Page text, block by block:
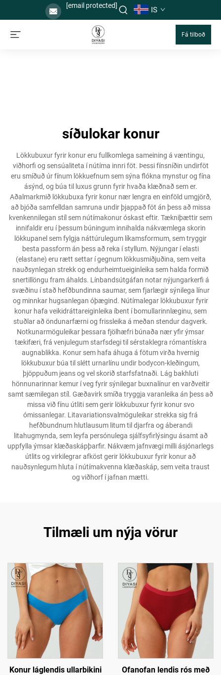
[email protected] IS
Fá tilboð
síðulokar konur
Lökkubuxur fyrir konur eru fullkomlega sameining á væntingu,
viðhorfi og sensúaliteta í nútíma innri föt. Þessi fínsníðin undirföt
eru smíðuð úr fínum lökkuefnum sem sýna flókna mynstur og fína
ásýnd, og búa til luxus grunn fyrir hvaða klæðnað sem er.
Aðalmarkmið lökkubuxa fyrir konur nær lengra en einföld umgjörð,
að bjóða samfelldan samruna undir þjappað föt án þess að missa
kvenkennilegan stíl sem nútímakonur óskast eftir. Tækniþættir sem
innifaldir eru í þessum búningum innihalda nákvæmlega skorin
lökkupanel sem fylgja náttúrulegum líkamsformum, sem tryggir
besta passform án þess að reka í styllum. Nýjungar í elasti
(elastane) eru rætt settar í gegnum lökkusmiðjuðina, sem veita
nauðsynlegan strekk og endurheimtueiginleika sem halda formið
snertillöngu fram áhalds. Línbandsútgáfan notar nýjungarkerfi á
svæðinu í stað hefðbundinna saumar, sem fjarlægir sýnilega línur
og minnkar hugsanlegan óþægind. Nútímalegar lökkubuxur fyrir
konur hafa veikidráttareiginleika íbent í bomullarinnlæginu, sem
stuðlar að öndunarfærni og frissleika á meðan stendur dagverk.
Notkunarmöguleikar þessara fjölhæfri búnaða nær yfir ýmsar
tækifæri, frá venjulegum starfsdegi til sérstaklegra rómantískra
augnablikka. Konur sem hafa áhuga á fötum virða hvernig
lökkubuxur búa til slétt urnarlínu undir bodycon-kleðingum,
þjöppuðum jeans og vel skorið starfsfatnaði. Lág bakhluti
hönnunarinnar kemur í veg fyrir sýnilegar buxnalínur en varðveitir
samt sæmilegan stíl. Gæðavirk smíða tryggja varanleika án þess að
missa við fínu útliti sem gerir lökkubuxur fyrir konur svo
ómissanlegar. Litavariationsvalmöguleikar strekka sig frá
hefðbundnum hlutlausum litum til djarfra og áberandi
litahugmynda, sem leyfa persónulega sjálfsyfirlýsingu ásamt að
uppfylla ýmsar klæðaskápþarfir. Nákvæm jafnvægi milli ásjónarlegs
útlits og virkilegrar afköst gerir lökkubuxur fyrir konur að
nauðsynlegum hluta í nútímakvenna klæðaskáp, sem veita traust
og viðhorf í jafnan mætti.
Tilmæli um nýja vörur
Konur láglendis ullarbikini
Ofanofan lendis rós með